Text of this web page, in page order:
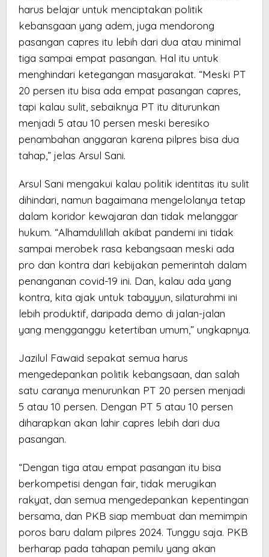
harus belajar untuk menciptakan politik
kebansgaan yang adem, juga mendorong
pasangan capres itu lebih dari dua atau minimal
tiga sampai empat pasangan. Hal itu untuk
menghindari ketegangan masyarakat. “Meski PT
20 persen itu bisa ada empat pasangan capres,
tapi kalau sulit, sebaiknya PT itu diturunkan
menjadi 5 atau 10 persen meski beresiko
penambahan anggaran karena pilpres bisa dua
tahap,” jelas Arsul Sani.
Arsul Sani mengakui kalau politik identitas itu sulit
dihindari, namun bagaimana mengelolanya tetap
dalam koridor kewajaran dan tidak melanggar
hukum. “Alhamdulillah akibat pandemi ini tidak
sampai merobek rasa kebangsaan meski ada
pro dan kontra dari kebijakan pemerintah dalam
penanganan covid-19 ini. Dan, kalau ada yang
kontra, kita ajak untuk tabayyun, silaturahmi ini
lebih produktif, daripada demo di jalan-jalan
yang mengganggu ketertiban umum,” ungkapnya.
Jazilul Fawaid sepakat semua harus
mengedepankan politik kebangsaan, dan salah
satu caranya menurunkan PT 20 persen menjadi
5 atau 10 persen. Dengan PT 5 atau 10 persen
diharapkan akan lahir capres lebih dari dua
pasangan.
“Dengan tiga atau empat pasangan itu bisa
berkompetisi dengan fair, tidak merugikan
rakyat, dan semua mengedepankan kepentingan
bersama, dan PKB siap membuat dan memimpin
poros baru dalam pilpres 2024. Tunggu saja. PKB
berharap pada tahapan pemilu yang akan